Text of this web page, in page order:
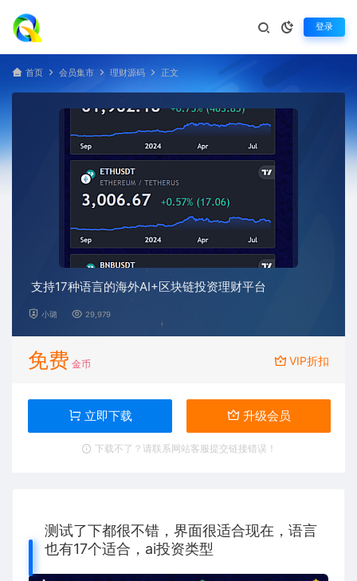
登录
首页 会员集市 理财源码 正文
支持17种语言的海外AI+区块链投资理财平台
小璐 29,979
免费 金币 VIP折扣
立即下载 升级会员
下载不了？请联系网站客服提交链接错误！
测试了下都很不错，界面很适合现在，语言
也有17个适合，ai投资类型